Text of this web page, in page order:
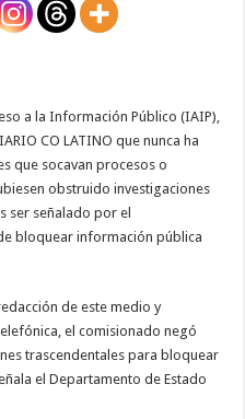
a la Información Público (IAIP),
CO LATINO que nunca ha
que socavan procesos o
obstruido investigaciones
ser señalado por el
bloquear información pública
de este medio y
el comisionado negó
trascendentales para bloquear
el Departamento de Estado